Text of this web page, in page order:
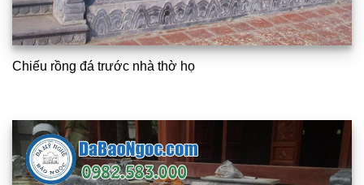
Chiếu rồng đá trước nhà thờ họ